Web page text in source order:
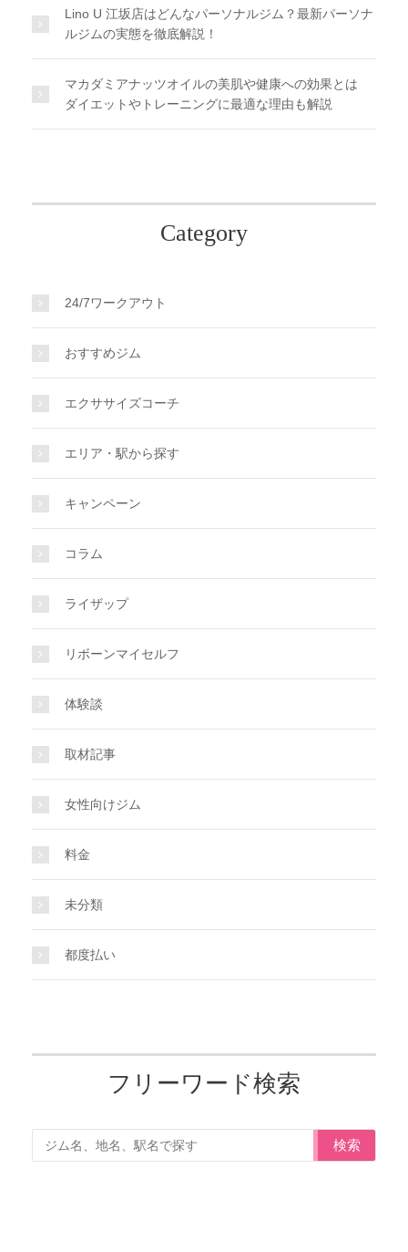
Lino U 江坂店はどんなパーソナルジム？最新パーソナ
ルジムの実態を徹底解説！
マカダミアナッツオイルの美肌や健康への効果とは
ダイエットやトレーニングに最適な理由も解説
Category
24/7ワークアウト
おすすめジム
エクササイズコーチ
エリア・駅から探す
キャンペーン
コラム
ライザップ
リボーンマイセルフ
体験談
取材記事
女性向けジム
料金
未分類
都度払い
フリーワード検索
検索